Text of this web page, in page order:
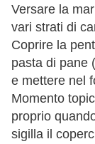
Versare la
vari strati di
Coprire la
pasta di pane
e mettere nel
Momento
proprio
sigilla il